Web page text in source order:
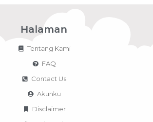
Halaman
Tentang Kami
FAQ
Contact Us
Akunku
Disclaimer